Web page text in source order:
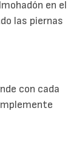
en el
las piernas
con cada